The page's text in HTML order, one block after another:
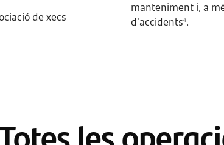
de xecs
manteniment i, a
d'accidents4.